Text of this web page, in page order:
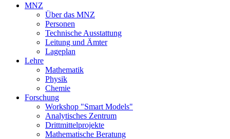
MNZ
Über das MNZ
Personen
Technische Ausstattung
Leitung und Ämter
Lageplan
Lehre
Mathematik
Physik
Chemie
Forschung
Workshop "Smart Models"
Analytisches Zentrum
Drittmittelprojekte
Mathematische Beratung